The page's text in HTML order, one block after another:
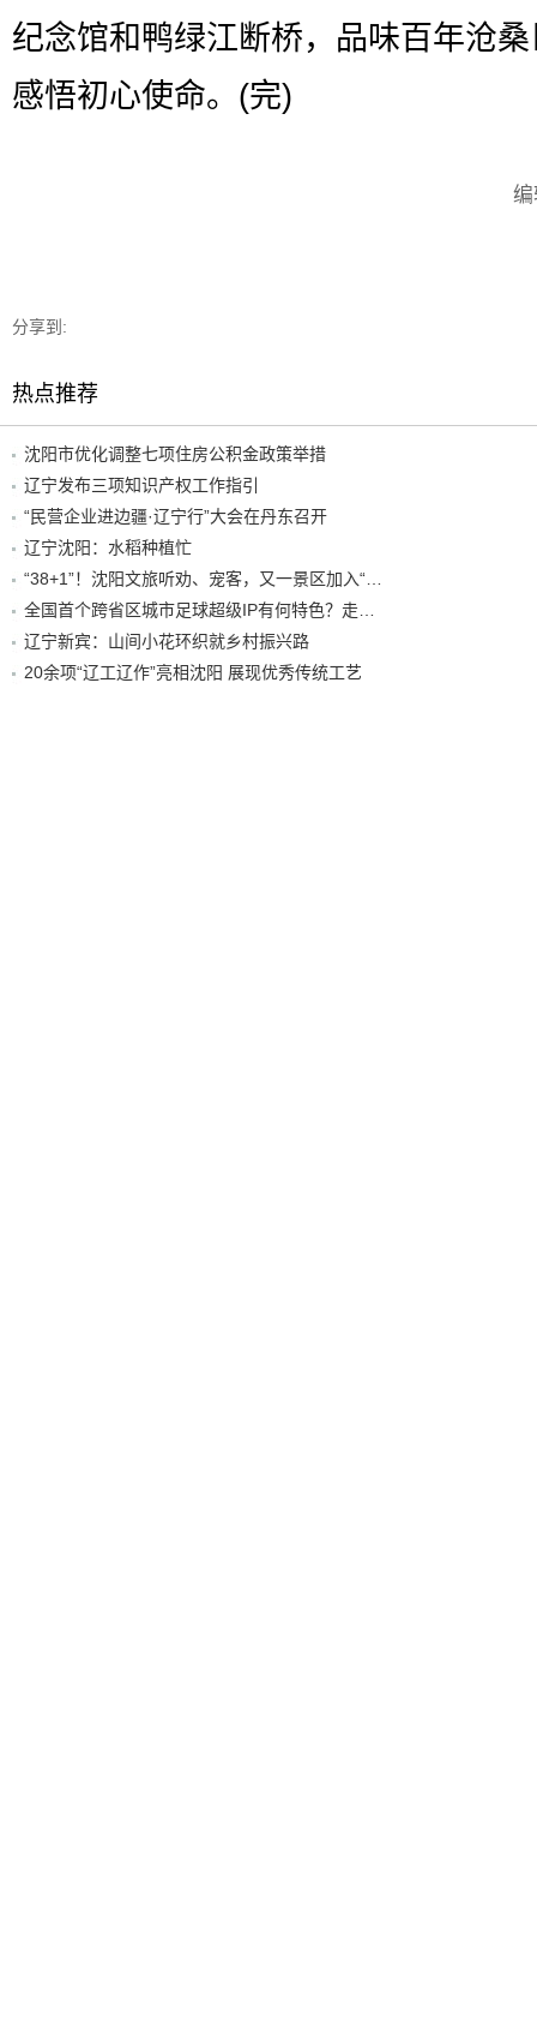
纪念馆和鸭绿江断桥，品味百年沧
感悟初心使命。(完)
分享到:
热点推荐
沈阳市优化调整七项住房公积金政策举措
辽宁发布三项知识产权工作指引
“民营企业进边疆·辽宁行”大会在丹东召开
辽宁沈阳：水稻种植忙
辽宁新宾：山间小花环织就乡村振兴路
20余项“辽工辽作”亮相沈阳 展现优秀传统工艺